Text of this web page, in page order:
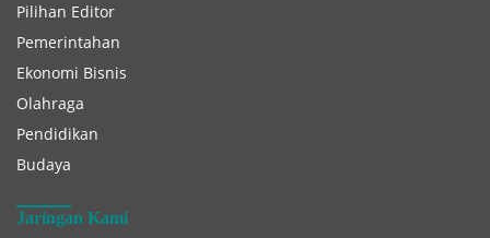
Pilihan Editor
Pemerintahan
Ekonomi Bisnis
Olahraga
Pendidikan
Budaya
Jaringan Kami